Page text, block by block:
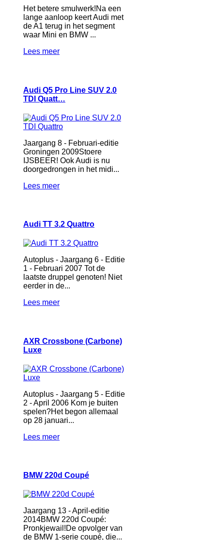
Het betere smulwerk!Na een
lange aanloop keert Audi met
de A1 terug in het segment
waar Mini en BMW ...
Lees meer
Audi Q5 Pro Line SUV 2.0
TDI Quatt…
Jaargang 8 - Februari-editie
Groningen 2009Stoere
IJSBEER! Ook Audi is nu
doorgedrongen in het midi...
Lees meer
Audi TT 3.2 Quattro
Autoplus - Jaargang 6 - Editie
1 - Februari 2007 Tot de
laatste druppel genoten! Niet
eerder in de...
Lees meer
AXR Crossbone (Carbone)
Luxe
Autoplus - Jaargang 5 - Editie
2 - April 2006 Kom je buiten
spelen?Het begon allemaal
op 28 januari...
Lees meer
BMW 220d Coupé
Jaargang 13 - April-editie
2014BMW 220d Coupé:
Pronkjewail!De opvolger van
de BMW 1-serie coupé, die...